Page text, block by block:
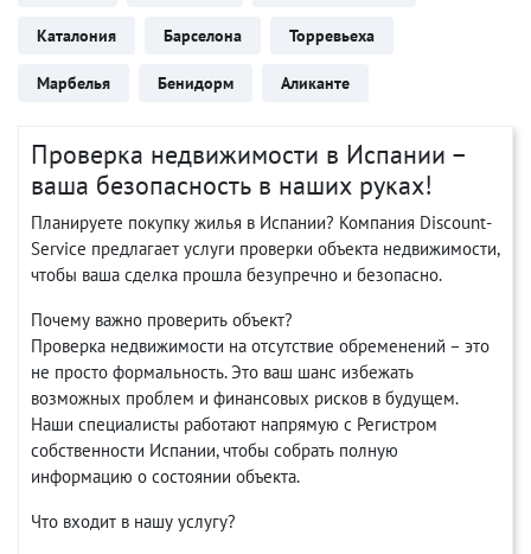
Каталония Барселона Торревьеха
Марбелья Бенидорм Аликанте
Проверка недвижимости в Испании –
ваша безопасность в наших руках!
Планируете покупку жилья в Испании? Компания Discount-
Service предлагает услуги проверки объекта недвижимости,
чтобы ваша сделка прошла безупречно и безопасно.
Почему важно проверить объект?
Проверка недвижимости на отсутствие обременений – это
не просто формальность. Это ваш шанс избежать
возможных проблем и финансовых рисков в будущем.
Наши специалисты работают напрямую с Регистром
собственности Испании, чтобы собрать полную
информацию о состоянии объекта.
Что входит в нашу услугу?